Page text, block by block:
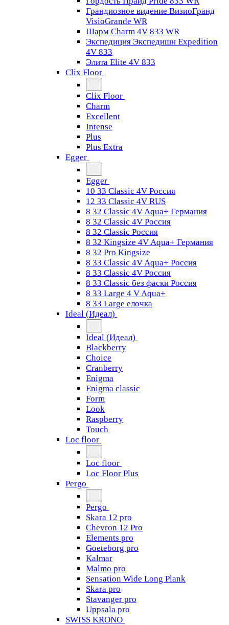
Грандиозное видение ВизиоГранд
VisioGrande WR
Шарм Charm 4V 833 WR
Экспедиция Экспедишн Expedition
4V 833
Элита Elite 4V 833
Clix Floor
Clix Floor
Charm
Excellent
Intense
Plus
Plus Extra
Egger
Egger
10 33 Classic 4V Россия
12 33 Classic 4V RUS
8 32 Classic 4V Aqua+ Германия
8 32 Classic 4V Россия
8 32 Classic Россия
8 32 Kingsize 4V Aqua+ Германия
8 32 Pro Kingsize
8 33 Classic 4V Aqua+ Россия
8 33 Classic 4V Россия
8 33 Classic без фаски Россия
8 33 Large 4 V Aqua+
8 33 Large елочка
Ideal (Идеал)
Ideal (Идеал)
Blackberry
Choice
Cranberry
Enigma
Enigma classic
Form
Look
Raspberry
Touch
Loc floor
Loc floor
Loc Floor Plus
Pergo
Pergo
Skara 12 pro
Chevron 12 Pro
Elements pro
Goeteborg pro
Kalmar
Malmo pro
Sensation Wide Long Plank
Skara pro
Stavanger pro
Uppsala pro
SWISS KRONO